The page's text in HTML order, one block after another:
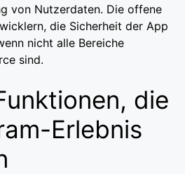
von Nutzerdaten. Die offene
die Sicherheit der App
nicht alle Bereiche
sind.
die
Erlebnis